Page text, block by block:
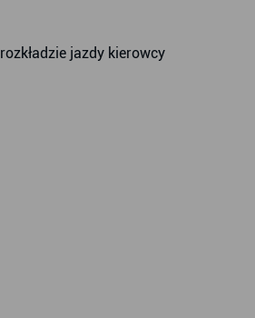
jazdy kierowcy